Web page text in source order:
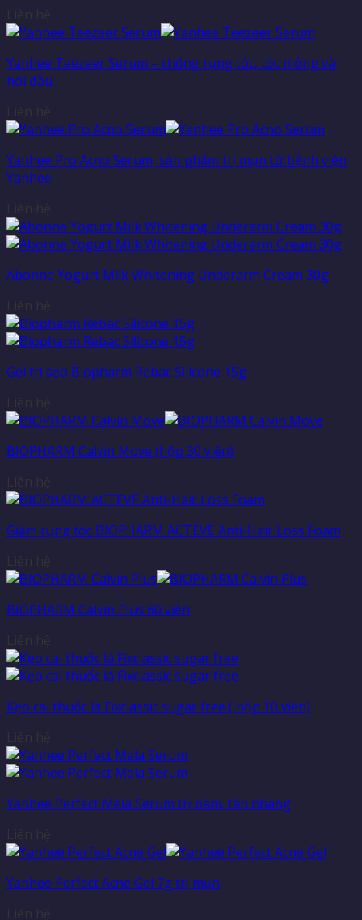
Yanhee Teezeer Serum – chống rụng tóc, tóc mỏng và
hói đầu
Yanhee Pro Acno Serum, sản phẩm trị mụn từ bệnh viện
Yanhee
Abonne Yogurt Milk Whitening Underarm Cream 30g
Gel trị sẹo Biopharm Rebac Silicone 15g
BIOPHARM Calvin Move (hộp 30 viên)
Giảm rụng tóc BIOPHARM ACTEVE Anti-Hair Loss Foam
BIOPHARM Calvin Plus 60 viên
Kẹo cai thuốc lá Fixclassic sugar free ( hộp 10 viên)
Yanhee Perfect Mela Serum trị nám, tàn nhang
Yanhee Perfect Acne Gel 7g trị mụn